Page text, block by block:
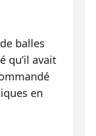
balles
qu’il avait
en